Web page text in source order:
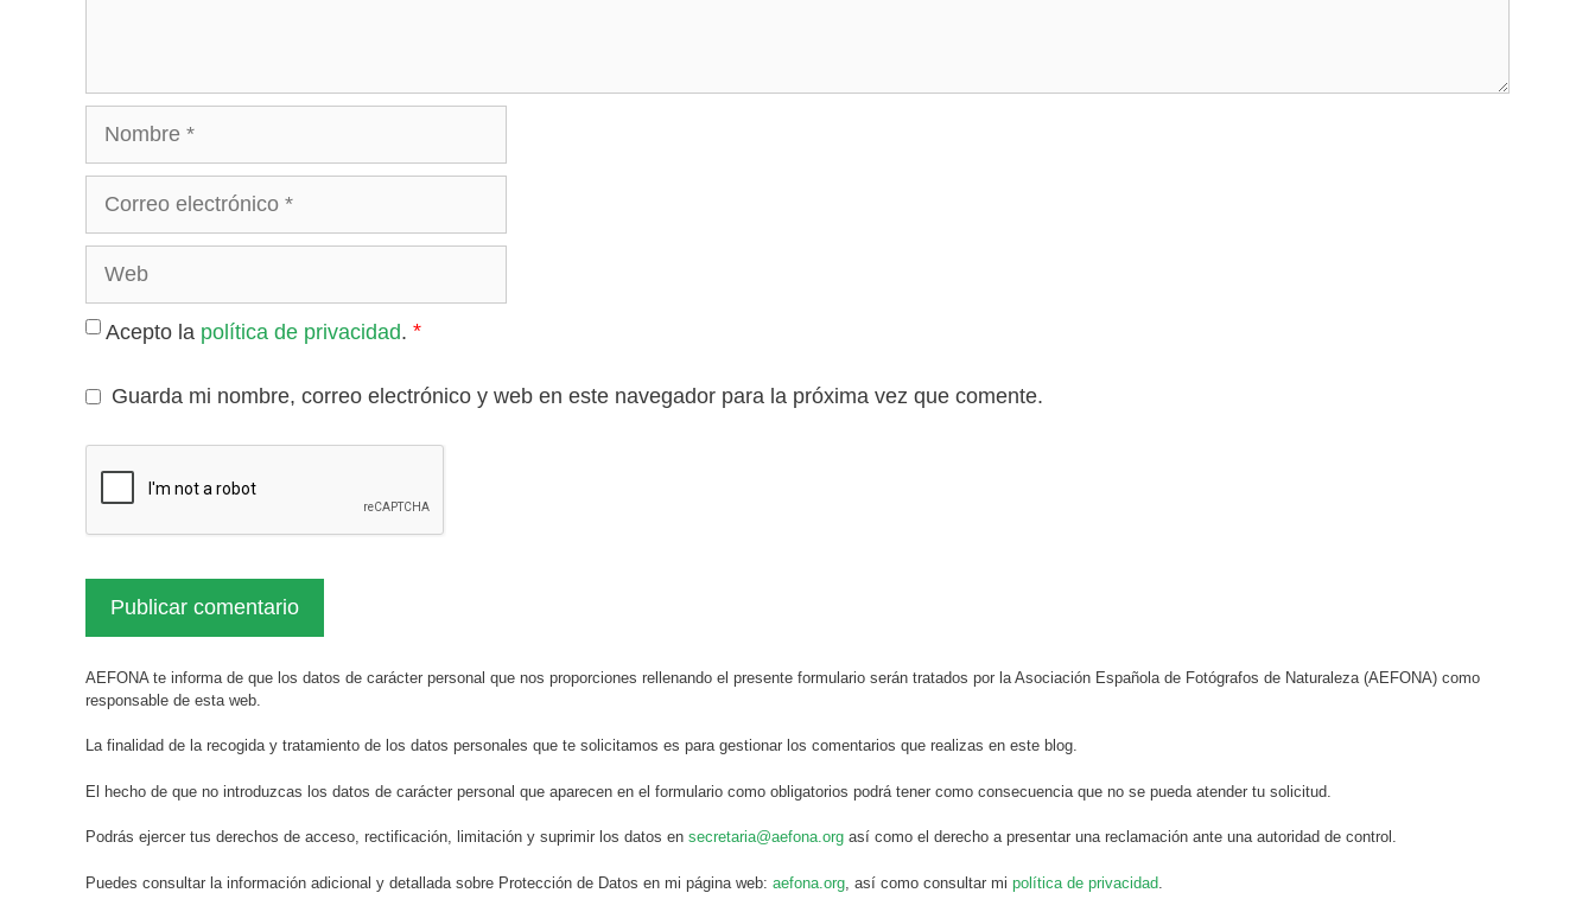
Acepto la política de privacidad. *
Guarda mi nombre, correo electrónico y web en este navegador para la próxima vez que comente.
AEFONA te informa de que los datos de carácter personal que nos proporciones rellenando el presente formulario serán tratados por la Asociación Española de Fotógrafos de Naturaleza (AEFONA) como
responsable de esta web.
La finalidad de la recogida y tratamiento de los datos personales que te solicitamos es para gestionar los comentarios que realizas en este blog.
El hecho de que no introduzcas los datos de carácter personal que aparecen en el formulario como obligatorios podrá tener como consecuencia que no se pueda atender tu solicitud.
Podrás ejercer tus derechos de acceso, rectificación, limitación y suprimir los datos en secretaria@aefona.org así como el derecho a presentar una reclamación ante una autoridad de control.
Puedes consultar la información adicional y detallada sobre Protección de Datos en mi página web: aefona.org , así como consultar mi política de privacidad